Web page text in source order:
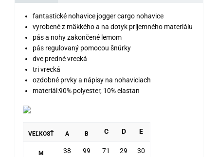
fantastické nohavice jogger cargo nohavice
vyrobené z mäkkého a na dotyk príjemného materiálu
pás a nohy zakončené lemom
pás regulovaný pomocou šnúrky
dve predné vrecká
tri vrecká
ozdobné prvky a nápisy na nohaviciach
materiál:90% polyester, 10% elastan
VEĽKOSŤ A B C D E
M 38 99 71 29 30